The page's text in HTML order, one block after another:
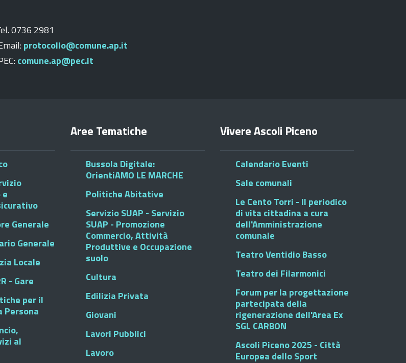
0736 2981
protocollo@comune.ap.it
comune.ap@pec.it
Generale
Generale
Locale
- Gare
per il
Persona
al
Aree Tematiche
Bussola Digitale:
OrientiAMO LE MARCHE
Politiche Abitative
Servizio SUAP - Servizio
SUAP - Promozione
Commercio, Attività
Produttive e Occupazione
suolo
Cultura
Edilizia Privata
Giovani
Lavori Pubblici
Lavoro
Vivere Ascoli Piceno
Calendario Eventi
Sale comunali
Le Cento Torri - Il periodico
di vita cittadina a cura
dell'Amministrazione
comunale
Teatro Ventidio Basso
Teatro dei Filarmonici
Forum per la progettazione
partecipata della
rigenerazione dell'Area Ex
SGL CARBON
Ascoli Piceno 2025 - Città
Europea dello Sport